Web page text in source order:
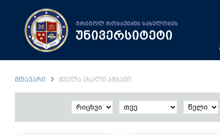
გრიგოლ რობაქიძის სახელობის
უნივერსიტეტი
ᲛᲗᲐᲕᲐᲠᲘ ᲧᲕᲔᲚᲐ ᲐᲮᲐᲚᲘ ᲐᲛᲑᲐᲕᲘ